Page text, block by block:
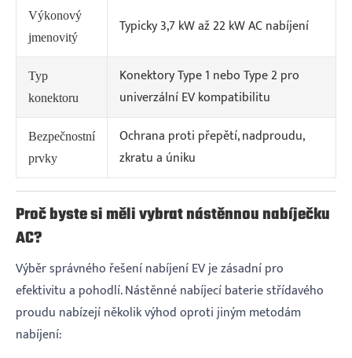
Výkonový
jmenovitý
Typicky 3,7 kW až 22 kW AC nabíjení
Typ
konektoru
Konektory Type 1 nebo Type 2 pro
univerzální EV kompatibilitu
Bezpečnostní
prvky
Ochrana proti přepětí, nadproudu,
zkratu a úniku
Proč byste si měli vybrat nástěnnou nabíječku
AC?
Výběr správného řešení nabíjení EV je zásadní pro
efektivitu a pohodlí. Nástěnné nabíjecí baterie střídavého
proudu nabízejí několik výhod oproti jiným metodám
nabíjení: